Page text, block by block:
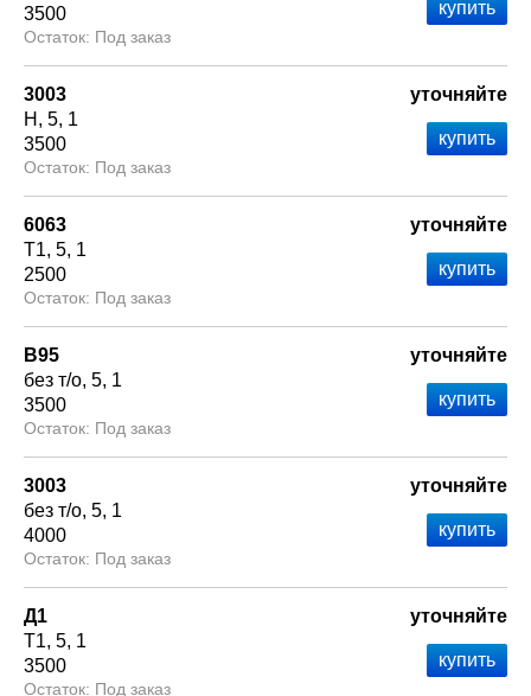
3500
Под заказ
3003
Н
5 1
3500
Под заказ
уточняйте
6063
Т1 5 1
2500
Под заказ
уточняйте
В95
без т/о 5 1
3500
Под заказ
уточняйте
3003
без т/о 5 1
4000
Под заказ
уточняйте
Д1
Т1 5 1
3500
Под заказ
уточняйте